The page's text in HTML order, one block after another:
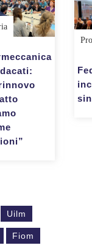
Uilm
Fiom